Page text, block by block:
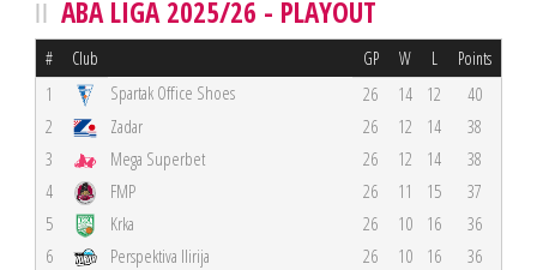
ABA LIGA 2025/26 - PLAYOUT
# Club GP W L Points
1 Spartak Office Shoes 26 14 12
40
2
Zadar 26 12 14
38
3
Mega Superbet 26 12 14
38
4
FMP 26 11 15
37
5
Krka 26 10 16
36
6
Perspektiva Ilirija 26 10 16
36